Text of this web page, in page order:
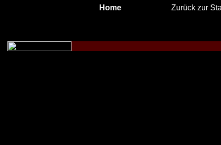
Home Zurück zur